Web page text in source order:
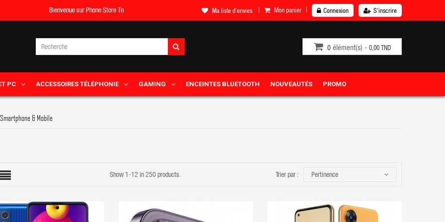
Bienvenue sur Phone Store Tn Ma liste d'envies Mon panier Connexion S'inscrire
0 élément(s) - 0,00 TND
PC ACCESSOIRES TÉLÉPHONIE GAMING ENCEINTES BLUETOOTH NOUVEAUTÉS PROMO
Smartphone & Mobile
Show 1-12 in 250 products. Trier par : Pertinence